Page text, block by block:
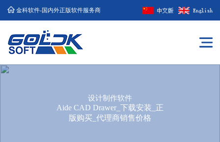
金科软件-国内外正版软件服务商
设计制作软件
Aide CAD Drawer_下载安装_正
版购买_代理商销售价格